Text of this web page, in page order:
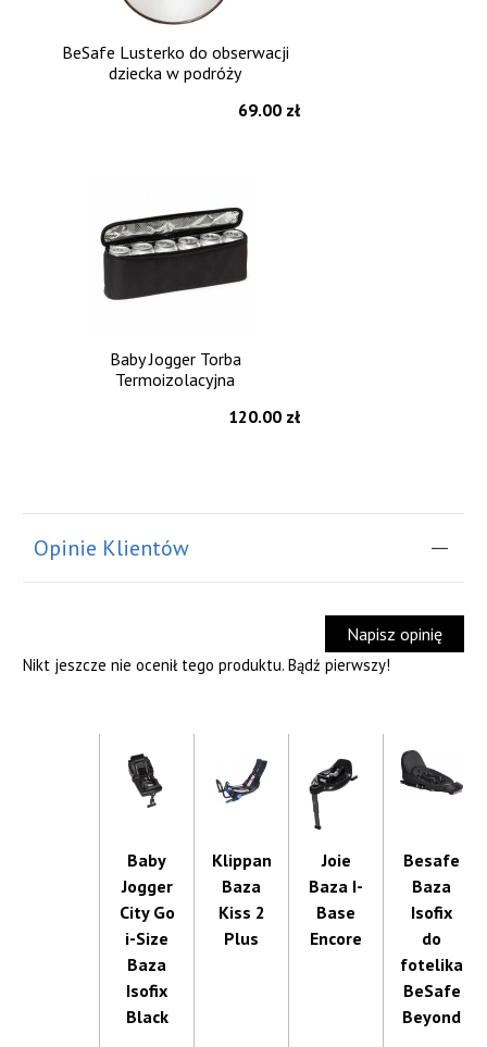
BeSafe Lusterko do obserwacji
dziecka w podróży
69.00 zł
Baby Jogger Torba
Termoizolacyjna
120.00 zł
Opinie Klientów
Napisz opinię
Nikt jeszcze nie ocenił tego produktu. Bądź pierwszy!
Baby
Jogger
City Go
i-Size
Baza
Isofix
Black
Klippan
Baza
Kiss 2
Plus
Joie
Baza I-
Base
Encore
Besafe
Baza
Isofix
do
fotelika
BeSafe
Beyond